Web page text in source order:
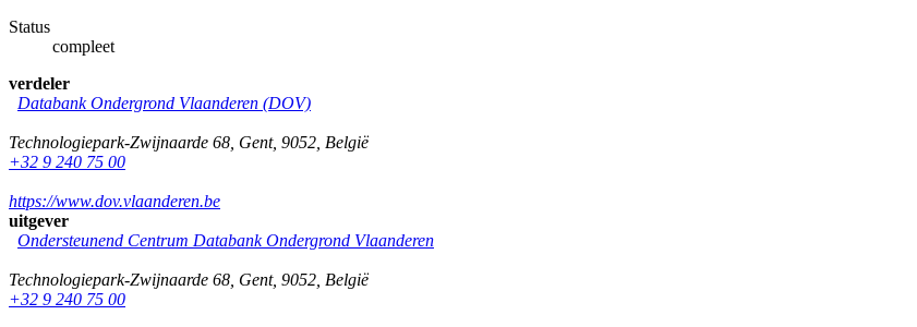
Status
compleet
verdeler
Databank Ondergrond Vlaanderen (DOV)
Technologiepark-Zwijnaarde 68 Gent, 9052 België
+32 9 240 75 00
https://www.dov.vlaanderen.be
uitgever
Ondersteunend Centrum Databank Ondergrond Vlaanderen
Technologiepark-Zwijnaarde 68 Gent, 9052 België
+32 9 240 75 00